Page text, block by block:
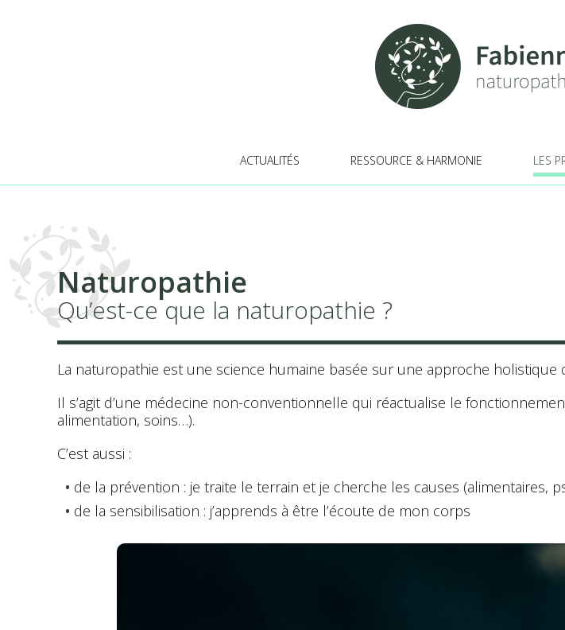
ACTUALITÉS RESSOURCE & HARMONIE LES
Naturopathie
Qu’est-ce que la naturopathie ?
La naturopathie est une science humaine basée sur une approche
Il s’agit d’une médecine non-conventionnelle qui réactualise le
alimentation, soins…).
C’est aussi :
de la prévention : je traite le terrain et je cherche les causes (alimentaires,
de la sensibilisation : j’apprends à être l’écoute de mon corps